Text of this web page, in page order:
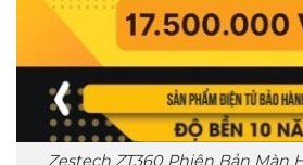
Zestech ZT360 Phiên Bản Màn